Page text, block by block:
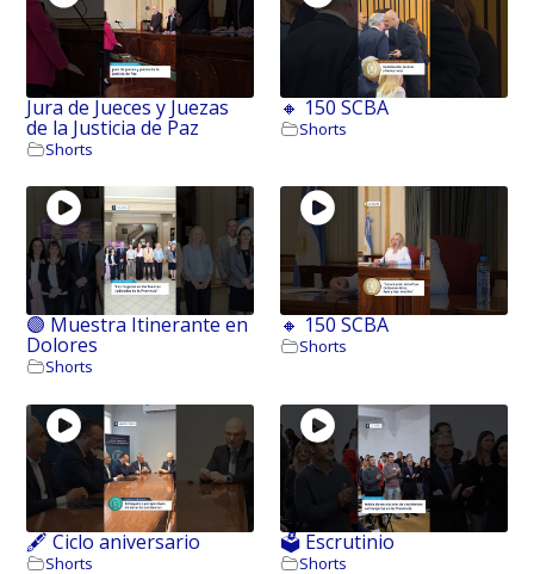
Jura de Jueces y Juezas
de la Justicia de Paz
Shorts
🔸 150 SCBA
Shorts
🟣 Muestra Itinerante en
Dolores
Shorts
🔸 150 SCBA
Shorts
🖋️ Ciclo aniversario
Shorts
🗳️ Escrutinio
Shorts